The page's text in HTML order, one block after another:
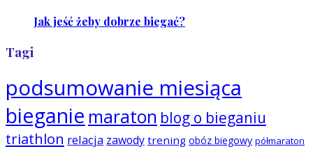
Jak jeść żeby dobrze biegać?
Tagi
podsumowanie miesiąca
bieganie maraton blog o bieganiu
triathlon relacja zawody trening obóz biegowy półmaraton